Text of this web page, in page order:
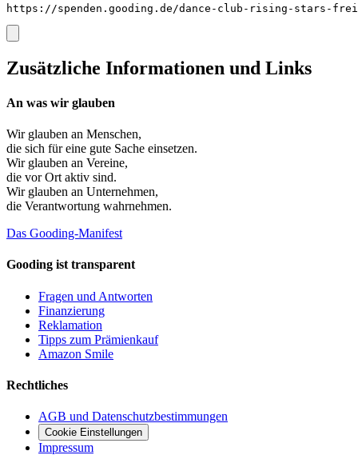
https://spenden.gooding.de/dance-club-rising-stars-
Zusätzliche Informationen und Links
An was wir glauben
Wir glauben an Menschen,
die sich für eine gute Sache einsetzen.
Wir glauben an Vereine,
die vor Ort aktiv sind.
Wir glauben an Unternehmen,
die Verantwortung wahrnehmen.
Das Gooding-Manifest
Gooding ist transparent
Fragen und Antworten
Finanzierung
Reklamation
Tipps zum Prämienkauf
Amazon Smile
Rechtliches
AGB und Datenschutzbestimmungen
Cookie Einstellungen
Impressum